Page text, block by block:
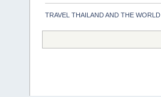
TRAVEL THAILAND AND THE WORLD